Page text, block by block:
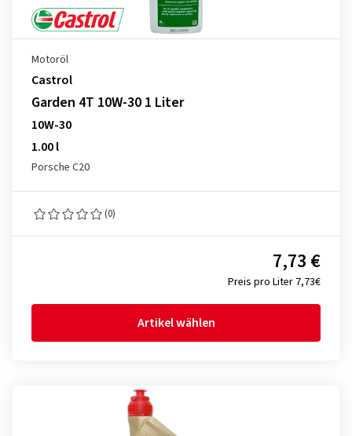
Motoröl
Castrol
Garden 4T 10W-30 1 Liter
10W-30
1.00 l
Porsche C20
(0)
Preis pro Liter 7,73€
7,73 €
Artikel wählen